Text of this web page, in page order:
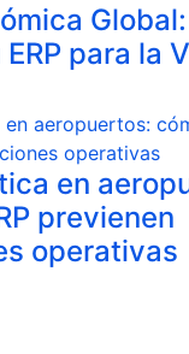
para la
en
previenen
operativas